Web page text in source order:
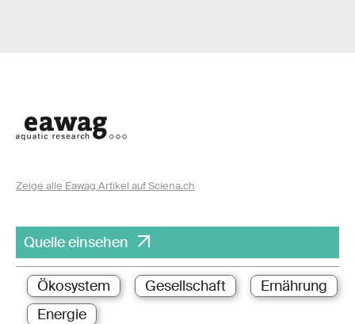
Zeige alle Eawag Artikel auf Sciena.ch
Quelle einsehen
Ökosystem Gesellschaft
Ernährung
Energie